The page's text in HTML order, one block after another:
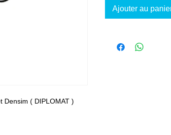
Densim ( DIPLOMAT )
Ajouter au